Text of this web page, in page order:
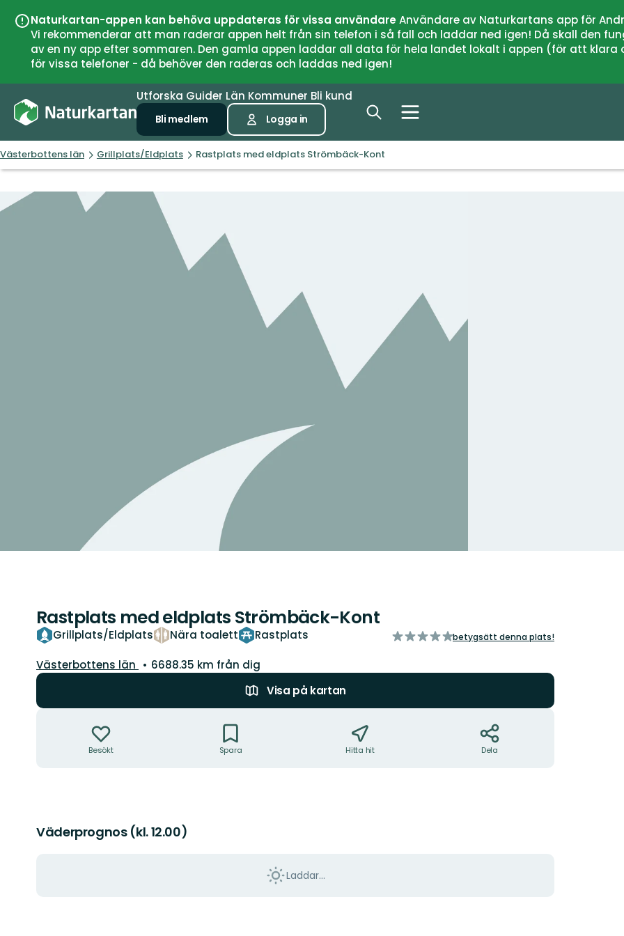
Naturkartan-appen kan behöva uppdateras för vissa användareAnvändare av Naturkartans app för
Vi rekommenderar att man raderar appen helt från sin telefon i så fall och laddar ned igen! Då skall den
av en ny app efter sommaren. Den gamla appen laddar all data för hela landet lokalt i appen (för att
för vissa telefoner - då behöver den raderas och laddas ned igen!
Utforska Guider Län Kommuner Bli kund
Bli medlem Logga in
Västerbottens län Grillplats/Eldplats Rastplats med eldplats Strömbäck-Kont
Rastplats med eldplats Strömbäck-Kont
Grillplats/Eldplats Nära toalett Rastplats
av
betygsätt denna plats!
Län:
Västerbottens län
6688.35 km från dig
Visa på kartan
Besökt Spara Hitta hit Dela
Väderprognos (kl. 12.00)
Laddar...